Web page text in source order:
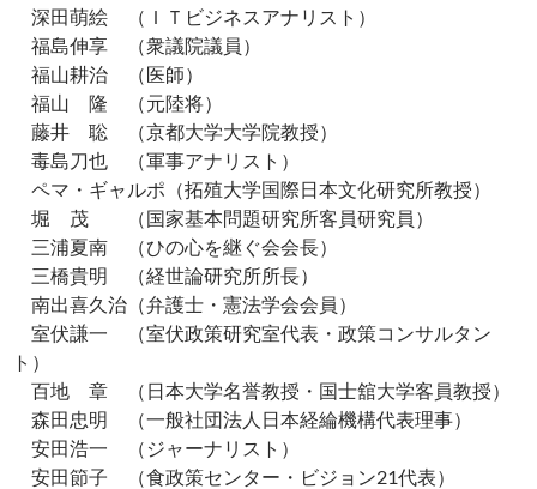
深田萌絵 （ＩＴビジネスアナリスト）
福島伸享 （衆議院議員）
福山耕治 （医師）
福山 隆 （元陸将）
藤井 聡 （京都大学大学院教授）
毒島刀也 （軍事アナリスト）
ペマ・ギャルポ（拓殖大学国際日本文化研究所教授）
堀 茂 （国家基本問題研究所客員研究員）
三浦夏南 （ひの心を継ぐ会会長）
三橋貴明 （経世論研究所所長）
南出喜久治（弁護士・憲法学会会員）
室伏謙一 （室伏政策研究室代表・政策コンサルタン
ト）
百地 章 （日本大学名誉教授・国士舘大学客員教授）
森田忠明 （一般社団法人日本経綸機構代表理事）
安田浩一 （ジャーナリスト）
安田節子 （食政策センター・ビジョン21代表）